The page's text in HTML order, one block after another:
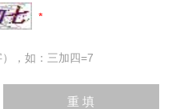
，如：三加四=7